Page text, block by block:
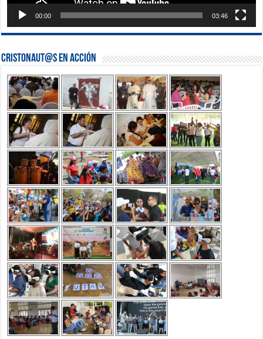
00:00 03:46
Cristonaut@s en Acción